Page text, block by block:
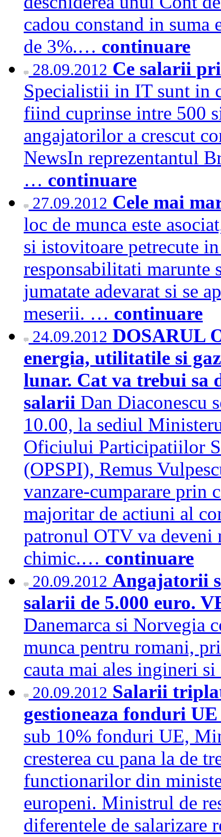
cadou constand in suma
de 3%.… continuare
28.09.2012 Ce salarii
Specialistii in IT sunt in
fiind cuprinse intre 500
angajatorilor a crescut
NewsIn reprezentantul
… continuare
27.09.2012 Cele mai
loc de munca este
si istovitoare petrecute
responsabilitati marunte
jumatate adevarat si se
meserii. … continuare
24.09.2012 DOSARUL
energia, utilitatile si
lunar. Cat va trebui sa
salarii Dan Diaconescu
10.00, la sediul
Oficiului Participatiilor
(OPSPI), Remus
vanzare-cumparare prin
majoritar de actiuni al
patronul OTV va
chimic.… continuare
20.09.2012 Angajatorii
salarii de 5.000 euro.
Danemarca si Norvegia
munca pentru romani,
cauta mai ales ingineri
20.09.2012 Salarii
gestioneaza fonduri
sub 10% fonduri UE,
cresterea cu pana la de
functionarilor din
europeni. Ministrul de
diferentele de salarizare